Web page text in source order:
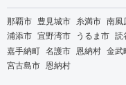
那覇市 豊見城市 糸満市 南風
浦添市 宜野湾市 うるま市 読
嘉手納町 名護市 恩納村 金武
宮古島市 恩納村